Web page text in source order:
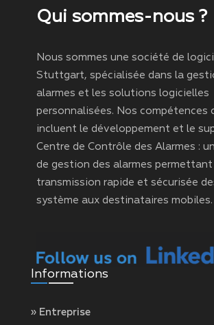
Qui sommes-nous ?
Nous sommes une société de
Stuttgart, spécialisée dans la
alarmes et les solutions logicielles
personnalisées. Nos compétences
incluent le développement et le
Centre de Contrôle des Alarmes :
de gestion des alarmes
transmission rapide et sécurisée
système aux destinataires mobiles.
Informations
» Entreprise